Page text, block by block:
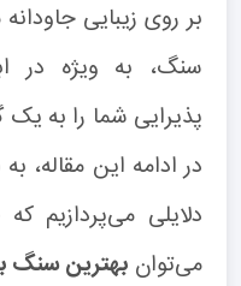
بر روی زیبایی
سنگ، به ویژه در
پذیرایی شما را به
در ادامه این مقاله،
دلایلی می‌پردازیم که
می‌توان بهترین سنگ